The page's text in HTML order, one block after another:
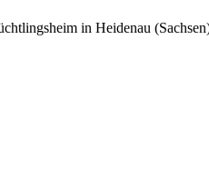
in Heidenau